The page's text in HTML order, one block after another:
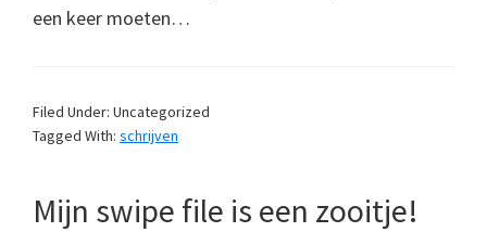
een keer moeten…
Filed Under: Uncategorized
Tagged With: schrijven
Mijn swipe file is een zooitje!